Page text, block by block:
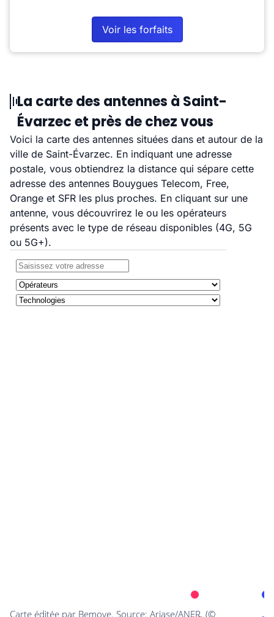
Voir les forfaits
La carte des antennes à Saint-
Évarzec et près de chez vous
Voici la carte des antennes situées dans et autour de la
ville de Saint-Évarzec. En indiquant une adresse
postale, vous obtiendrez la distance qui sépare cette
adresse des antennes Bouygues Telecom, Free,
Orange et SFR les plus proches. En cliquant sur une
antenne, vous découvrirez le ou les opérateurs
présents avec le type de réseau disponibles (4G, 5G
ou 5G+).